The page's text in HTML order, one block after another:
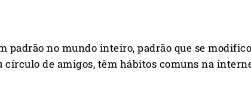
padrão no mundo inteiro, padrão que se
círculo de amigos, têm hábitos comuns na